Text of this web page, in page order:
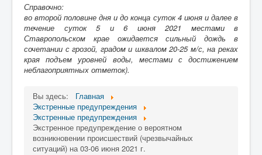
Справочно:
во второй половине дня и до конца суток 4 июня и далее в
течение суток 5 и 6 июня 2021 местами в
Ставропольском крае ожидается сильный дождь в
сочетании с грозой, градом и шквалом 20-25 м/с, на реках
края подъем уровней воды, местами с достижением
неблагоприятных отметок).
Вы здесь:
Главная
Экстренные предупреждения
Экстренные предупреждения
Экстренное предупреждение о вероятном
возникновении происшествий (чрезвычайных
ситуаций) на 03-06 июня 2021 г.